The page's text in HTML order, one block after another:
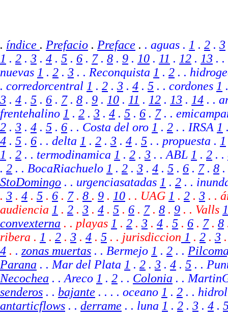
. índice . Prefacio . Preface . . aguas . 1 . 2 . 3
1 . 2 . 3 . 4 . 5 . 6 . 7. 8 . 9 . 10 . 11 . 12 . 13 .
nuevas 1 . 2 . 3 . . Reconquista 1 . 2 . .
. corredorcentral 1 . 2 . 3 . 4 . 5 . . cordones 1
3 . 4 . 5 . 6 . 7. 8 . 9 . 10 . 11 . 12 . 13 . 14 . .
frentehalino 1 . 2 . 3 . 4 . 5 . 6 . 7. .
2 . 3 . 4 . 5 . 6 . . Costa del oro 1 . 2 . . IRSA 1
4 . 5 . 6 . . delta 1 . 2 . 3 . 4 . 5 . . propuesta . 1
1 . 2 . . termodinamica 1 . 2 . 3 . . ABL 1 . 2 . .
. 2 . . BocaRiachuelo 1 . 2 . 3 . 4 . 5 . 6 . 7. 8 .
StoDomingo . . urgenciasatadas 1 . 2 . .
. 3 . 4 . 5 . 6 . 7. 8 . 9 . 10 . . UAG 1 . 2 . 3 . .
audiencia 1 . 2 . 3 . 4 . 5 . 6 . 7. 8 . 9 . . Valls 1
convexterna . . playas 1 . 2 . 3 . 4 . 5 . 6 . 7. 8
ribera . 1 . 2 . 3 . 4 . 5 . . jurisdiccion 1 . 2 . 3 .
4 . . zonas muertas . . Bermejo 1 . 2 . .
Parana . . Mar del Plata 1 . 2 . 3 . 4 . 5 . .
Necochea . . Areco 1 . 2 . . Colonia . .
senderos . . bajante . . . . oceano 1 . 2 . .
antarticflows . . derrame . . luna 1 . 2 . 3 . 4 .